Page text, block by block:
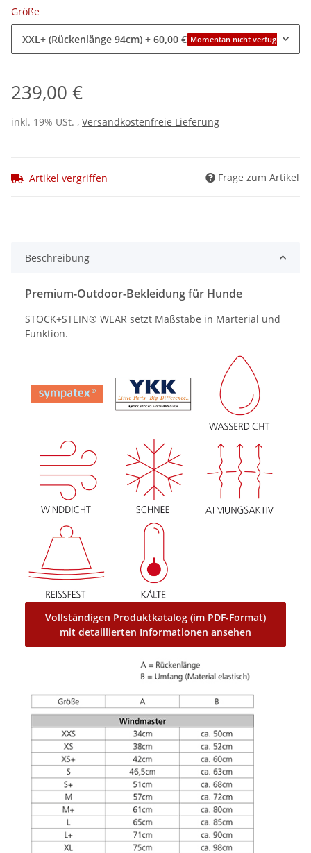
Größe
XXL+ (Rückenlänge 94cm) + 60,00 € Momentan nicht verfügbar
239,00 €
inkl. 19% USt. , Versandkostenfreie Lieferung
Artikel vergriffen Frage zum Artikel
Beschreibung
Premium-Outdoor-Bekleidung für Hunde
STOCK+STEIN® WEAR setzt Maßstäbe in Marterial und
Funktion.
Vollständigen Produktkatalog (im PDF-Format)
mit detaillierten Informationen ansehen